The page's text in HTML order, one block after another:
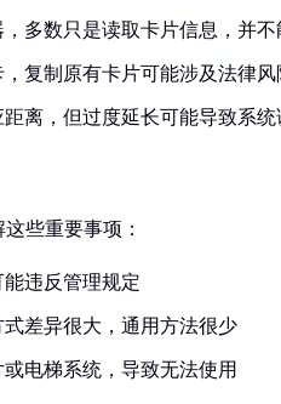
，多数只是读取卡片信息，并
复制原有卡片可能涉及法律风
离，但过度延长可能导致系统
些重要事项：
能违反管理规定
式差异很大，通用方法很少
电梯系统，导致无法使用